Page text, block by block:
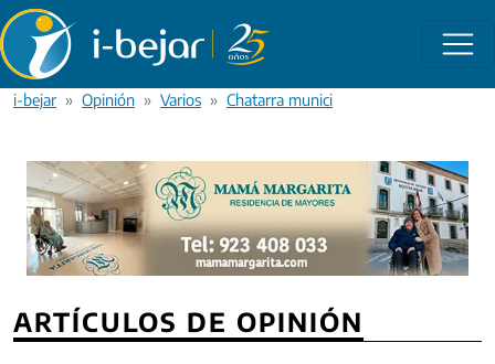
Pasar al contenido principal
i-bejar Opinión Varios Chatarra municipal en el Puente de la
ARTÍCULOS DE OPINIÓN